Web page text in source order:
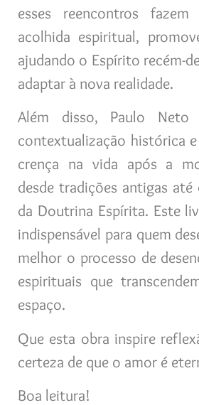
esses reencontros
acolhida espiritual,
ajudando o Espírito recém-
adaptar à nova realidade.
Além disso, Paulo
contextualização histórica
crença na vida após a
desde tradições antigas
da Doutrina Espírita. Este
indispensável para quem
melhor o processo de
espirituais que
espaço.
Que esta obra inspire
certeza de que o amor é
Boa leitura!